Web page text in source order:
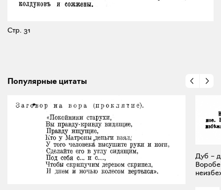
Стр. 31
Популярные цитаты
Дуб –